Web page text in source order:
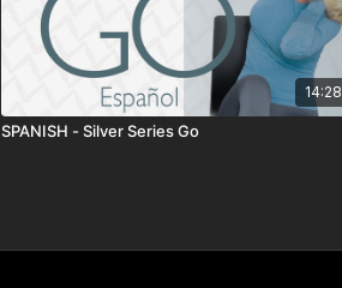
14:28
SPANISH - Silver Series Go